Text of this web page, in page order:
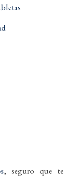
, seguro que te